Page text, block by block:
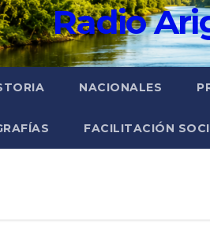
Radio
NACIONALES
FACILITACIÓN